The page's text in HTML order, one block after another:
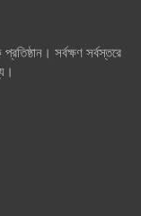
সর্বক্ষণ সর্বস্তরে